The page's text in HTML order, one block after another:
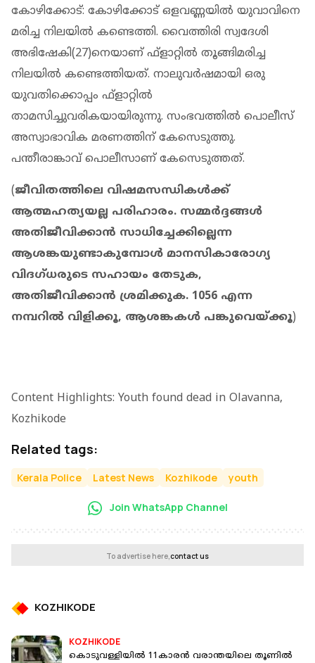
കോഴിക്കോട്: കോഴിക്കോട് ഒളവണ്ണയില്‍ യുവാവിനെ
മരിച്ച നിലയില്‍ കണ്ടെത്തി. വൈത്തിരി സ്വദേശി
അഭിഷേകി(27)നെയാണ് ഫ്‌ളാറ്റില്‍ തൂങ്ങിമരിച്ച
നിലയില്‍ കണ്ടെത്തിയത്. നാലുവര്‍ഷമായി ഒരു
യുവതിക്കൊപ്പം ഫ്‌ളാറ്റില്‍
താമസിച്ചുവരികയായിരുന്നു. സംഭവത്തില്‍ പൊലീസ്
അസ്വാഭാവിക മരണത്തിന് കേസെടുത്തു.
പന്തീരാങ്കാവ് പൊലീസാണ് കേസെടുത്തത്.
(ജീവിതത്തിലെ വിഷമസന്ധികള്‍ക്ക്
ആത്മഹത്യയല്ല പരിഹാരം. സമ്മര്‍ദ്ദങ്ങള്‍
അതിജീവിക്കാന്‍ സാധിച്ചേക്കില്ലെന്ന
ആശങ്കയുണ്ടാകുമ്പോള്‍ മാനസികാരോഗ്യ
വിദഗ്ധരുടെ സഹായം തേടുക,
അതിജീവിക്കാന്‍ ശ്രമിക്കുക. 1056 എന്ന
നമ്പറില്‍ വിളിക്കൂ, ആശങ്കകള്‍ പങ്കുവെയ്ക്കൂ)
Content Highlights: Youth found dead in Olavanna,
Kozhikode
Related tags:
Kerala Police Latest News Kozhikode youth
Join WhatsApp Channel
To advertise here,contact us
KOZHIKODE
KOZHIKODE
കൊടുവള്ളിയിൽ 11കാരൻ വരാന്തയിലെ തൂണിൽ